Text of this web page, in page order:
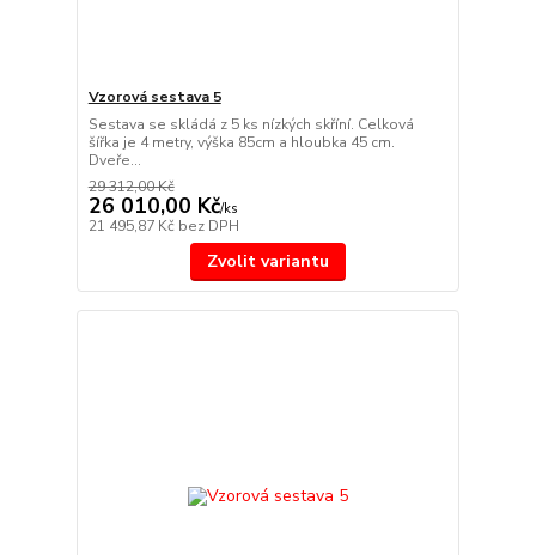
Vzorová sestava 5
Sestava se skládá z 5 ks nízkých skříní. Celková
šířka je 4 metry, výška 85cm a hloubka 45 cm.
Dveře...
29 312,00 Kč
26 010,00 Kč/ks
21 495,87 Kč bez DPH
Zvolit variantu